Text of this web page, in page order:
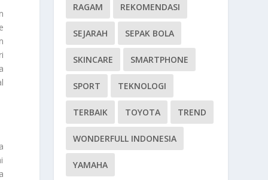
RAGAM REKOMENDASI
SEJARAH SEPAK BOLA
SKINCARE SMARTPHONE
SPORT TEKNOLOGI
TERBAIK TOYOTA TREND
WONDERFULL INDONESIA
YAMAHA